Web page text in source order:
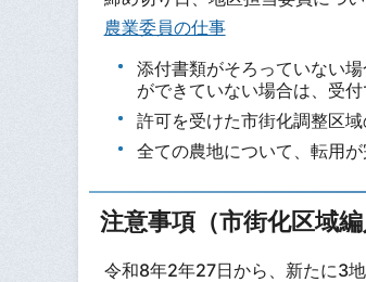
農業委員の仕事
添付書類がそろっていない
ができていない場合は、受
許可を受けた市街化調整区
全ての農地について、転用
注意事項（市街化区域
令和8年2年27日から、新たに3